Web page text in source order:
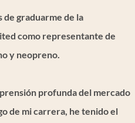
de graduarme de la
como representante de
y neopreno.
profunda del mercado
de mi carrera, he tenido el